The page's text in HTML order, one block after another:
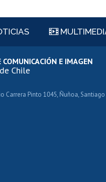
COMUNICACIÓN E IMAGEN
Chile
Carrera Pinto 1045, Ñuñoa, Santiago